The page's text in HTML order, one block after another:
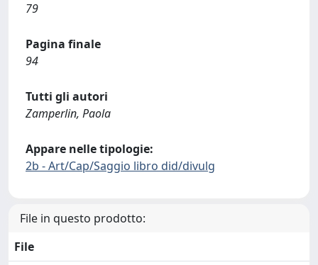
79
Pagina finale
94
Tutti gli autori
Zamperlin, Paola
Appare nelle tipologie:
2b - Art/Cap/Saggio libro did/divulg
File in questo prodotto:
File